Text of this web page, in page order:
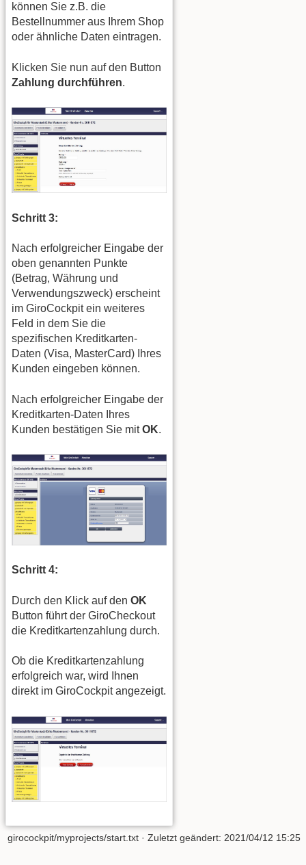
können Sie z.B. die
Bestellnummer aus Ihrem Shop
oder ähnliche Daten eintragen.
Klicken Sie nun auf den Button
Zahlung durchführen.
Schritt 3:
Nach erfolgreicher Eingabe der
oben genannten Punkte
(Betrag, Währung und
Verwendungszweck) erscheint
im GiroCockpit ein weiteres
Feld in dem Sie die
spezifischen Kreditkarten-
Daten (Visa, MasterCard) Ihres
Kunden eingeben können.
Nach erfolgreicher Eingabe der
Kreditkarten-Daten Ihres
Kunden bestätigen Sie mitOK.
Schritt 4:
Durch den Klick auf den OK
Button führt der GiroCheckout
die Kreditkartenzahlung durch.
Ob die Kreditkartenzahlung
erfolgreich war, wird Ihnen
direkt im GiroCockpit angezeigt.
girocockpit/myprojects/start.txt · Zuletzt geändert: 2021/04/12 15:25